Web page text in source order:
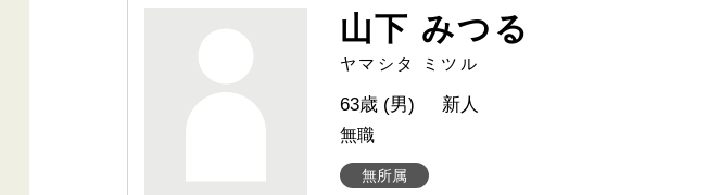
山下 みつる
ヤマシタ ミツル
無所属
63歳 (男) 新人
無職